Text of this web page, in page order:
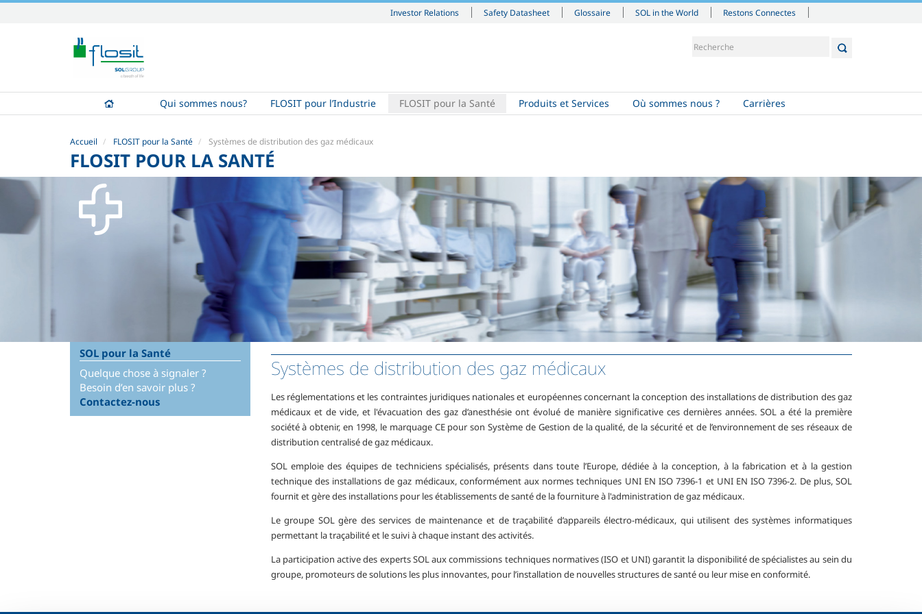
Investor Relations Safety Datasheet Glossaire SOL in the World Restons Connectes
au
contenu.
Qui sommes nous? FLOSIT pour l’Industrie FLOSIT pour la Santé Produits et Services Où sommes nous ? Carrières
Accueil FLOSIT pour la Santé Systèmes de distribution des gaz médicaux
FLOSIT POUR LA SANTÉ
Systèmes de distribution des gaz médicaux
Les réglementations et les contraintes juridiques nationales et européennes concernant la conception des installations de distribution des gaz
médicaux et de vide, et l'évacuation des gaz d’anesthésie ont évolué de manière significative ces dernières années. SOL a été la première
société à obtenir, en 1998, le marquage CE pour son Système de Gestion de la qualité, de la sécurité et de l’environnement de ses réseaux de
distribution centralisé de gaz médicaux.
SOL emploie des équipes de techniciens spécialisés, présents dans toute l’Europe, dédiée à la conception, à la fabrication et à la gestion
technique des installations de gaz médicaux, conformément aux normes techniques UNI EN ISO 7396-1 et UNI EN ISO 7396-2. De plus, SOL
fournit et gère des installations pour les établissements de santé de la fourniture à l'administration de gaz médicaux.
Le groupe SOL gère des services de maintenance et de traçabilité d’appareils électro-médicaux, qui utilisent des systèmes informatiques
permettant la traçabilité et le suivi à chaque instant des activités.
La participation active des experts SOL aux commissions techniques normatives (ISO et UNI) garantit la disponibilité de spécialistes au sein du
groupe, promoteurs de solutions les plus innovantes, pour l’installation de nouvelles structures de santé ou leur mise en conformité.
SOL pour la Santé
Quelque chose à signaler ?
Besoin d’en savoir plus ?
Contactez-nous